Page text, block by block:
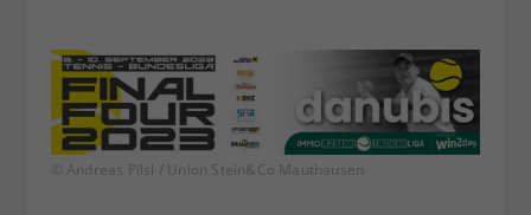
© Andreas Pilsl / Union Stein&Co Mauthausen